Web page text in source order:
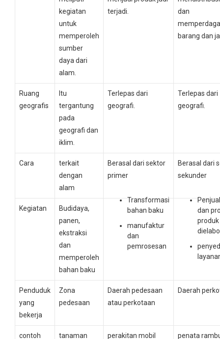
kegiatan
untuk
memperoleh
sumber
daya dari
alam.
terjadi.
dan
barang dan
Ruang
geografis
Itu
tergantung
pada
geografi dan
iklim.
Terlepas dari
geografi.
Terlepas dari
geografi.
Cara
terkait
dengan
alam
Berasal dari sektor
primer
Berasal dari
sekunder
Kegiatan
Budidaya,
panen,
ekstraksi
dan
memperoleh
bahan baku
Transformasi
bahan baku
manufaktur
dan
pemrosesan
dan
Penduduk
yang
bekerja
Zona
pedesaan
Daerah pedesaan
atau perkotaan
Daerah
contoh tanaman perakitan mobil penata